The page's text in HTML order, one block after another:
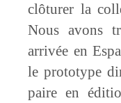
clôturer la
Nous avons
arrivée en
le prototype
paire en